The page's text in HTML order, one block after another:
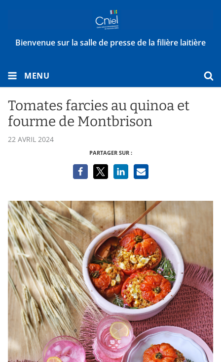
Bienvenue sur la salle de presse de la filière laitière
MENU
Tomates farcies au quinoa et
fourme de Montbrison
22 AVRIL 2024
PARTAGER SUR :